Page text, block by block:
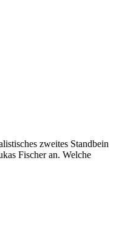
zweites Standbein
Fischer an. Welche